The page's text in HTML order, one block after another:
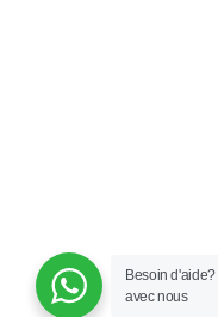
Besoin d'aide?
avec nous